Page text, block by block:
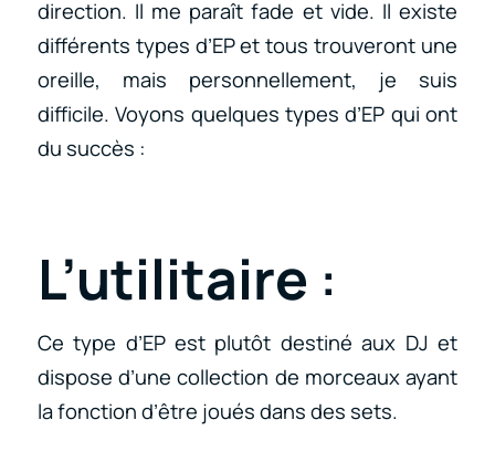
direction. Il me paraît fade et vide. Il existe
différents types d’EP et tous trouveront une
oreille, mais personnellement, je suis
difficile. Voyons quelques types d’EP qui ont
du succès :
L’utilitaire :
Ce type d’EP est plutôt destiné aux DJ et
dispose d’une collection de morceaux ayant
la fonction d’être joués dans des sets.